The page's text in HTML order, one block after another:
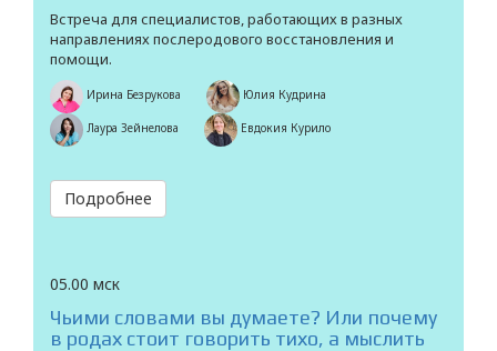
Встреча для специалистов, работающих в разных
направлениях послеродового восстановления и
помощи.
Ирина Безрукова Юлия Кудрина
Лаура Зейнелова Евдокия Курило
Подробнее
05.00 мск
Чьими словами вы думаете? Или почему
в родах стоит говорить тихо, а мыслить